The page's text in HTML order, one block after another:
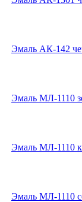
Эмаль АК-142
Эмаль МЛ-1110
Эмаль МЛ-1110
Эмаль МЛ-1110